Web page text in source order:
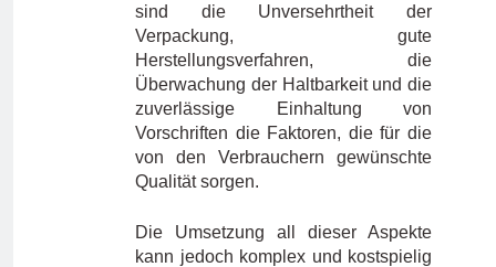
sind die Unversehrtheit der
Verpackung, gute
Herstellungsverfahren, die
Überwachung der Haltbarkeit und die
zuverlässige Einhaltung von
Vorschriften die Faktoren, die für die
von den Verbrauchern gewünschte
Qualität sorgen.
Die Umsetzung all dieser Aspekte
kann jedoch komplex und kostspielig